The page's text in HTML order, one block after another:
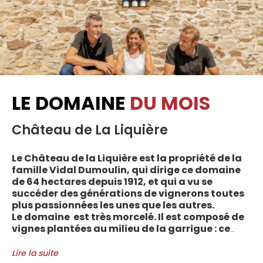
LE DOMAINE DU MOIS
Château de La Liquière
Le Château de la Liquière est la propriété de la
famille Vidal Dumoulin, qui dirige ce domaine
de 64 hectares depuis 1912, et qui a vu se
succéder des générations de vignerons toutes
plus passionnées les unes que les autres.
Le domaine est très morcelé. Il est composé de
vignes plantées au milieu de la garrigue : ce
entre les villages d’Autignac, Caussiniojouls,
Lire la suite